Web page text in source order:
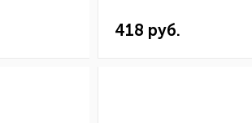
418 руб.